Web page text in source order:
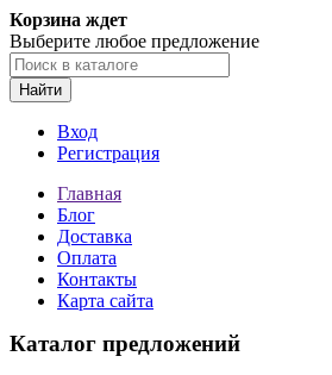
Корзина ждет
Выберите любое предложение
Найти
Вход
Регистрация
Главная
Блог
Доставка
Оплата
Контакты
Карта сайта
Каталог предложений